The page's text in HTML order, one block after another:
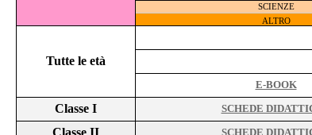
SCIENZE
ALTRO
Tutte le età
E-BOOK
Classe I SCHEDE
SCHEDE